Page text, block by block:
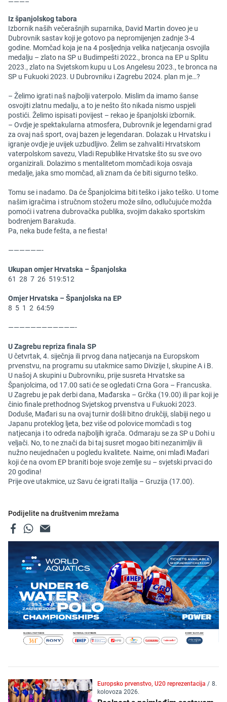
———–
Iz španjolskog tabora
Izbornik naših večerašnjih suparnika, David Martin doveo je u
Dubrovnik sastav koji je gotovo pa nepromijenjen zadnje 3-4
godine. Momčad koja je na 4 posljednja velika natjecanja osvojila
medalju – zlato na SP u Budimpešti 2022., bronca na EP u Splitu
2023., zlato na Svjetskom kupu u Los Angelesu 2023., te bronca na
SP u Fukuoki 2023. U Dubrovniku i Zagrebu 2024. plan m je…?
– Želimo igrati naš najbolji vaterpolo. Mislim da imamo šanse
osvojiti zlatnu medalju, a to je nešto što nikada nismo uspjeli
postići. Želimo ispisati povijest – rekao je španjolski izbornik.
– Ovdje je spektakularna atmosfera, Dubrovnik je legendarni grad
za ovaj naš sport, ovaj bazen je legendaran. Dolazak u Hrvatsku i
igranje ovdje je uvijek uzbudljivo. Želim se zahvaliti Hrvatskom
vaterpolskom savezu, Vladi Republike Hrvatske što su sve ovo
organizirali. Dolazimo s mentalitetom momčadi koja osvaja
medalje, jaka smo momčad, ali znam da će biti sigurno teško.
Tomu se i nadamo. Da će Španjolcima biti teško i jako teško. U tome
našim igračima i stručnom stožeru može silno, odlučujuće možda
pomoći i vatrena dubrovačka publika, svojim dakako sportskim
bodrenjem Barakuda.
Pa, neka bude fešta, a ne fiesta!
——————-
Ukupan omjer Hrvatska – Španjolska
61 28 7 26 519:512
Omjer Hrvatska – Španjolska na EP
8 5 1 2 64:59
————————————-
U Zagrebu repriza finala SP
U četvrtak, 4. siječnja ili prvog dana natjecanja na Europskom
prvenstvu, na programu su utakmice samo Divizije I, skupine A i B.
U našoj A skupini u Dubrovniku, prije susreta Hrvatske sa
Španjolcima, od 17.00 sati će se ogledati Crna Gora – Francuska.
U Zagrebu je pak derbi dana, Mađarska – Grčka (19.00) ili par koji je
činio finale prethodnog Svjetskog prvenstva u Fukuoki 2023.
Doduše, Mađari su na ovaj turnir došli bitno drukčiji, slabiji nego u
Japanu proteklog ljeta, bez više od polovice momčadi s tog
natjecanja i to odreda najboljih igrača. Odmaraju se za SP u Dohi u
veljači. No, to ne znači da bi taj susret mogao biti nezanimljiv ili
nužno neujednačen u pogledu kvalitete. Naime, oni mlađi Mađari
koji će na ovom EP braniti boje svoje zemlje su – svjetski prvaci do
20 godina!
Prije ove utakmice, uz Savu će igrati Italija – Gruzija (17.00).
Podijelite na društvenim mrežama
Europsko prvenstvo, U20 reprezentacija/ 8.
kolovoza 2026.